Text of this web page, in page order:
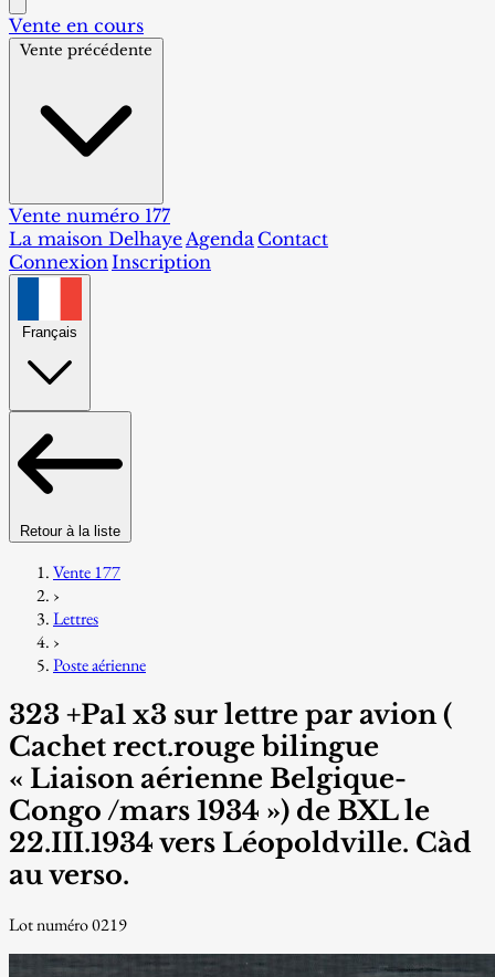
Vente en cours
Vente précédente
Vente numéro 177
La maison DelhayeAgenda Contact
ConnexionInscription
Français
Retour à la liste
Vente 177
›
Lettres
›
Poste aérienne
323 +Pa1 x3 sur lettre par avion (
Cachet rect.rouge bilingue
« Liaison aérienne Belgique-
Congo /mars 1934 ») de BXL le
22.III.1934 vers Léopoldville. Càd
au verso.
Lot numéro 0219